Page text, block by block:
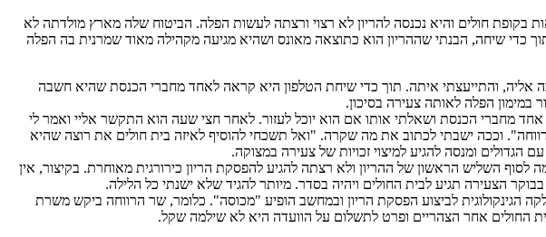
חולים והיא נכנסה להריון לא רצוי ורצתה לעשות הפלה. הביטוח שלה מארץ מולדתה לא
כדי שיחה, הבנתי שההריון הוא כתוצאה מאונס ושהיא מגיעה מקהילה מאוד שמרנית בה הפלה
והתייעצתי איתה. תוך כדי שיחת הטלפון היא קראה לאחד מחברי הכנסת שהיא חשבה
הפלה לאותה צעירה בסיכון.
מחברי הכנסת ושאלתי אותו אם הוא יוכל לעזור. לאחר חצי שעה הוא התקשר אליי ואמר לי
וככה ישבתי לכתוב את מה שקרה. "ואל תשכחי להוסיף לאיזה בית חולים את רוצה שהיא
השליש הראשון של ההריון ולא רצתה להגיע להפסקת הריון כירורגית מאוחרת. בקיצור, אין
הצעירה תגיע לבית החולים ויהיה בסדר. מיותר להגיד שלא ישנתי כל הלילה.
הגינקולוגית לביצוע הפסקת הריון ובמחשב הופיע "מכוסה". כלומר, שר הרווחה ביקש משרת
החולים אחר הצהריים ופרט לתשלום על הוועדה היא לא שילמה שקל.